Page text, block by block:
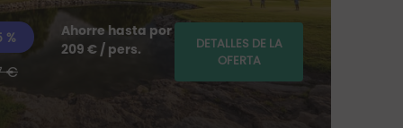
%
€
Ahorre hasta por
209 € / pers.
DETALLES DE LA
OFERTA